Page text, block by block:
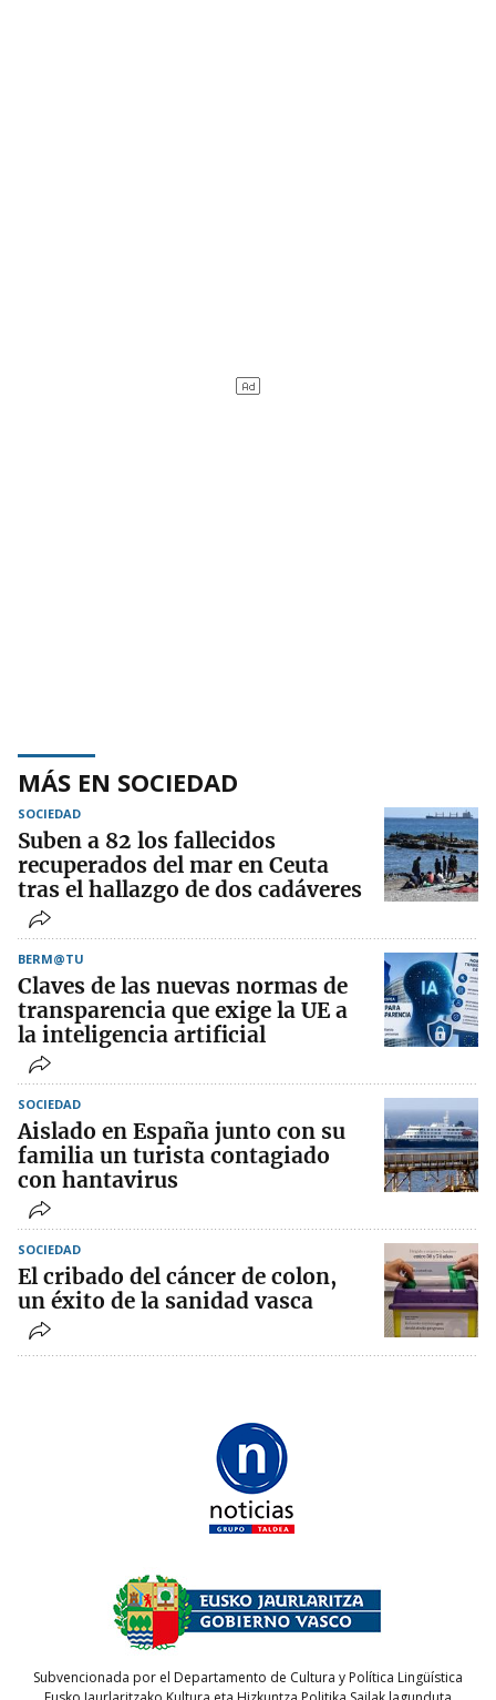
MÁS EN SOCIEDAD
SOCIEDAD
Suben a 82 los fallecidos
recuperados del mar en Ceuta
tras el hallazgo de dos cadáveres
BERM@TU
Claves de las nuevas normas de
transparencia que exige la UE a
la inteligencia artificial
SOCIEDAD
Aislado en España junto con su
familia un turista contagiado
con hantavirus
SOCIEDAD
El cribado del cáncer de colon,
un éxito de la sanidad vasca
Subvencionada por el Departamento de Cultura y Política Lingüística